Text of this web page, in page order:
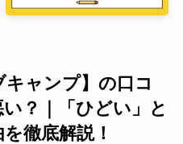
キャンプ】の口コ
？｜「ひどい」と
徹底解説！